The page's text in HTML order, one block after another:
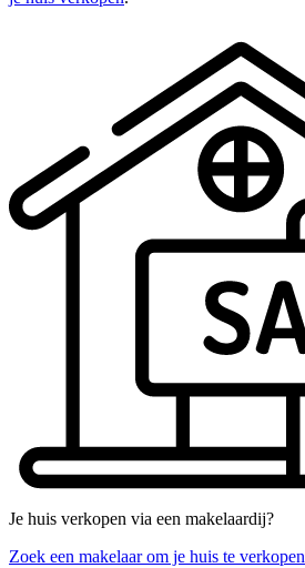
Je huis verkopen via een makelaardij?
Zoek een makelaar om je huis te verkopen